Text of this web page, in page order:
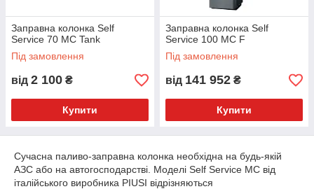
Заправна колонка Self
Service 70 MC Tank
Під замовлення
від 2 100 ₴
Купити
Заправна колонка Self
Service 100 MC F
Під замовлення
від 141 952 ₴
Купити
Сучасна паливо-заправна колонка необхідна на будь-якій
АЗС або на автогосподарстві. Моделі Self Service MC від
італійського виробника PIUSI відрізняються